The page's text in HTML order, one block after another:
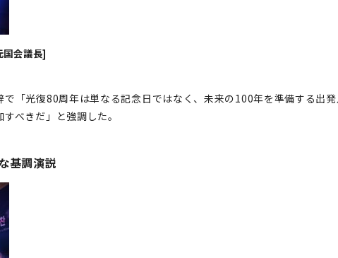
国会議長]
「光復80周年は単なる記念日ではなく、未来の100年を準備する出
べきだ」と強調した。
基調演説